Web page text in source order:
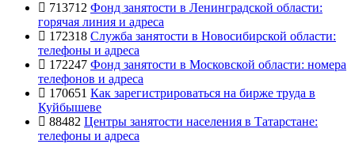
713712 Фонд занятости в Ленинградской области:
горячая линия и адреса
172318 Служба занятости в Новосибирской области:
телефоны и адреса
172247 Фонд занятости в Московской области: номера
телефонов и адреса
170651 Как зарегистрироваться на бирже труда в
Куйбышеве
88482 Центры занятости населения в Татарстане:
телефоны и адреса